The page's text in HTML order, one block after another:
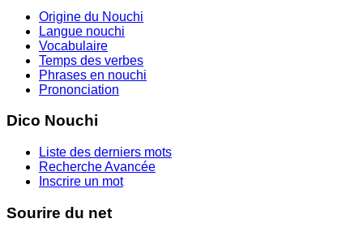
Origine du Nouchi
Langue nouchi
Vocabulaire
Temps des verbes
Phrases en nouchi
Prononciation
Dico Nouchi
Liste des derniers mots
Recherche Avancée
Inscrire un mot
Sourire du net